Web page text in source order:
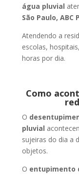
água pluvial
São Paulo,
Atendendo a
escolas,
horas por dia.
Como
O
pluvial
sujeiras do dia a
objetos.
O entupimento